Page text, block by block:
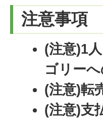
注意事項
(注意)1
ゴリー
(注意)転
(注意)支